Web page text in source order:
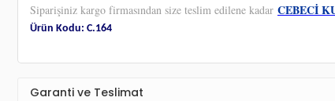
Siparişiniz kargo firmasından size teslim edilene kadar CEBECİ
Ürün Kodu: C.164
Garanti ve Teslimat